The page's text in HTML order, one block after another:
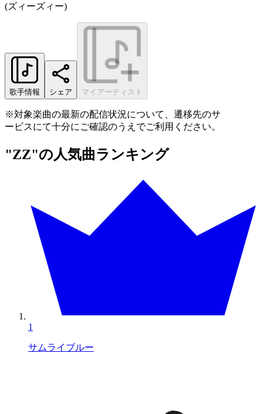
(ズィーズィー)
歌手情報 シェア マイアーティスト
※対象楽曲の最新の配信状況について、遷移先のサ
ービスにて十分にご確認のうえでご利用ください。
"ZZ"の人気曲ランキング
1
サムライブルー